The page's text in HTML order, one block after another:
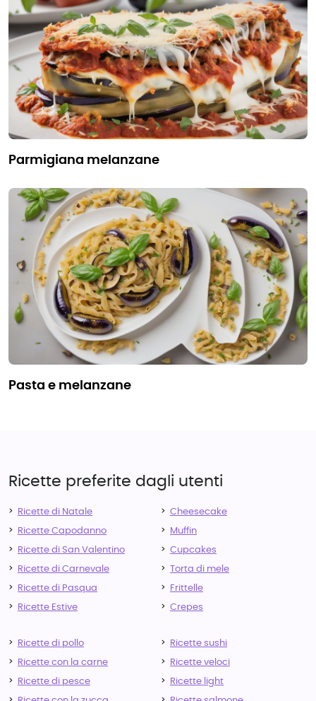
parmigiana melanzane
pasta e melanzane
Ricette preferite dagli utenti
Ricette di Natale
Ricette Capodanno
Ricette di San Valentino
Ricette di Carnevale
Ricette di Pasqua
Ricette Estive
Cheesecake
Muffin
Cupcakes
Torta di mele
Frittelle
Crepes
Ricette di pollo
Ricette con la carne
Ricette di pesce
Ricette sushi
Ricette veloci
Ricette light